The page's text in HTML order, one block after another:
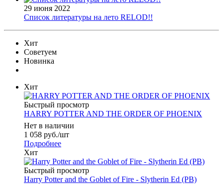
29 июня 2022
Список литературы на лето RELOD!!
Хит
Советуем
Новинка
Хит
Быстрый просмотр
HARRY POTTER AND THE ORDER OF PHOENIX
Нет в наличии
1 058 руб./шт
Подробнее
Хит
Быстрый просмотр
Harry Potter and the Goblet of Fire - Slytherin Ed (PB)